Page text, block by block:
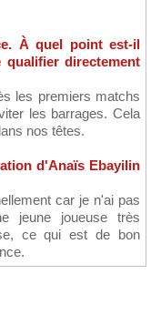
À quel point est-il
directement
les premiers matchs
les barrages. Cela
nos têtes.
d'Anaïs Ebayilin
car je n'ai pas
jeune joueuse très
ce qui est de bon